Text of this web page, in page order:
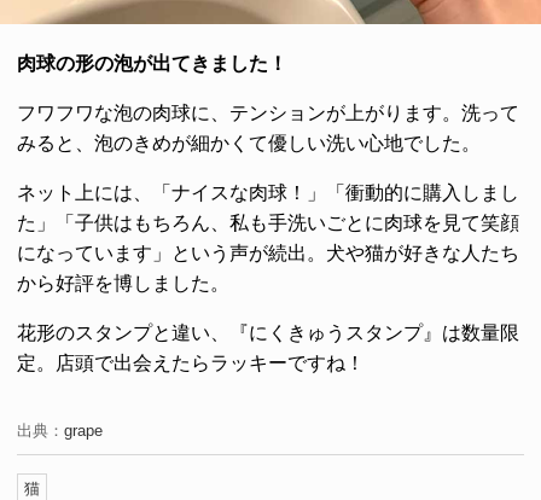
肉球の形の泡が出てきました！
フワフワな泡の肉球に、テンションが上がります。洗って
みると、泡のきめが細かくて優しい洗い心地でした。
ネット上には、「ナイスな肉球！」「衝動的に購入しまし
た」「子供はもちろん、私も手洗いごとに肉球を見て笑顔
になっています」という声が続出。犬や猫が好きな人たち
から好評を博しました。
花形のスタンプと違い、『にくきゅうスタンプ』は数量限
定。店頭で出会えたらラッキーですね！
出典： grape
猫